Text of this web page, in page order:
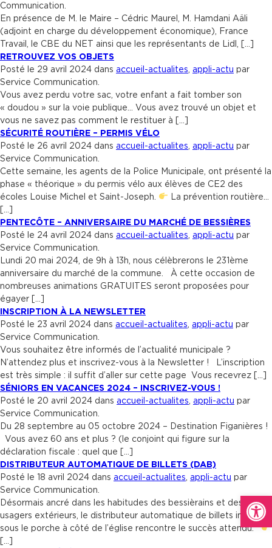
Ouvrir
Communication.
En présence de M. le Maire – Cédric Maurel, M. Hamdani Aäli
(adjoint en charge du développement économique), France
Travail, le CBE du NET ainsi que les représentants de Lidl, […]
RETROUVEZ VOS OBJETS
Posté le 29 avril 2024 dans accueil-actualites appli-actu par
Service Communication.
Vous avez perdu votre sac, votre enfant a fait tomber son
« doudou » sur la voie publique… Vous avez trouvé un objet et
vous ne savez pas comment le restituer à […]
SÉCURITÉ ROUTIÈRE – PERMIS VÉLO
Posté le 26 avril 2024 dans accueil-actualites appli-actu par
Service Communication.
Cette semaine, les agents de la Police Municipale, ont présenté la
phase « théorique » du permis vélo aux élèves de CE2 des
écoles Louise Michel et Saint-Joseph.
La prévention routière…
[…]
PENTECÔTE – ANNIVERSAIRE DU MARCHÉ DE BESSIÈRES
Posté le 24 avril 2024 dans accueil-actualites appli-actu par
Service Communication.
Lundi 20 mai 2024, de 9h à 13h, nous célèbrerons le 231ème
anniversaire du marché de la commune. À cette occasion de
nombreuses animations GRATUITES seront proposées pour
égayer […]
INSCRIPTION À LA NEWSLETTER
Posté le 23 avril 2024 dans accueil-actualites appli-actu par
Service Communication.
Vous souhaitez être informés de l’actualité municipale ?
N’attendez plus et inscrivez-vous à la Newsletter ! L’inscription
est très simple : il suffit d’aller sur cette page Vous recevrez […]
SÉNIORS EN VACANCES 2024 – INSCRIVEZ-VOUS !
Posté le 20 avril 2024 dans accueil-actualites appli-actu par
Service Communication.
Du 28 septembre au 05 octobre 2024 – Destination Figanières !
Vous avez 60 ans et plus ? (le conjoint qui figure sur la
déclaration fiscale : quel que […]
DISTRIBUTEUR AUTOMATIQUE DE BILLETS (DAB)
Posté le 18 avril 2024 dans accueil-actualites appli-actu par
Service Communication.
Désormais ancré dans les habitudes des bessièrains et des
usagers extérieurs, le distributeur automatique de billets installé
sous le porche à côté de l’église rencontre le succès attendu.
[…]